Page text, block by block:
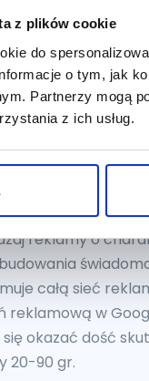
z plików cookie
do
o tym, jak
Partnerzy mogą
z ich usług.
swoje wady
zazwyczaj różnią
działań
wybierany
wyświetlają
usługi którą masz
średni koszt
reklamy o
całą sieć
w
się okazać dość
20-90 gr.